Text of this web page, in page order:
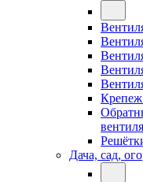
Дача, сад,